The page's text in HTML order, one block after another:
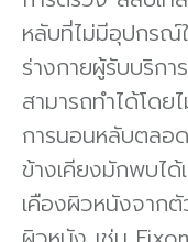
หลับที่ไม่มีอุปกรณ์
ร่างกายผู้รับบริก
สามารถทําได้โดย
การนอนหลับตลอ
ข้างเคียงมักพบได้
เคืองผิวหนังจาก